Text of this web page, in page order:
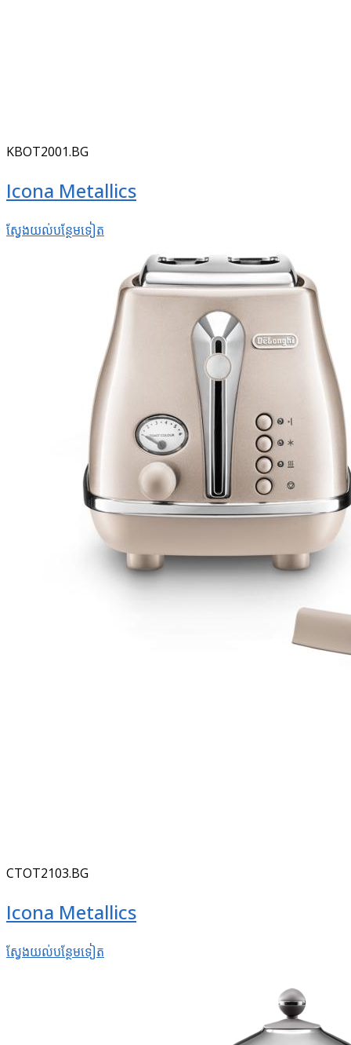
KBOT2001.BG
Icona Metallics
ស្វែងយល់​បន្ថែម​ទៀត
CTOT2103.BG
Icona Metallics
ស្វែងយល់​បន្ថែម​ទៀត